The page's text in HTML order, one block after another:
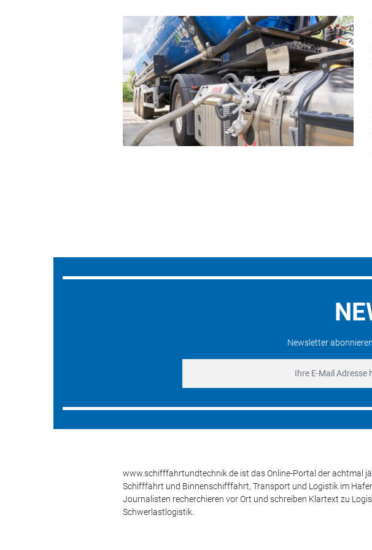
Newsletter
www.schifffahrtundtechnik.de ist das Online-Portal der achtmal
Schifffahrt und Binnenschifffahrt, Transport und Logistik im
Journalisten recherchieren vor Ort und schreiben Klartext zu
Schwerlastlogistik.